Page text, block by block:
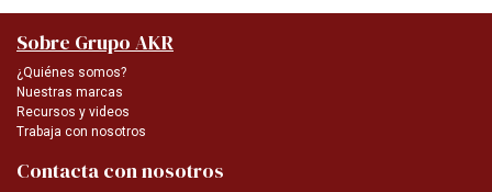
Sobre Grupo AKR
¿Quiénes somos?
Nuestras marcas
Recursos y videos
Trabaja con nosotros
Contacta con nosotros